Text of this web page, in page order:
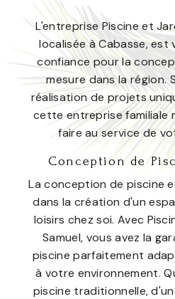
L'entreprise Piscine et
localisée à Cabasse,
confiance pour la
mesure dans la région.
réalisation de projets
cette entreprise familiale
faire au service de
Conception de
La conception de piscine
dans la création d'un
loisirs chez soi. Avec
Samuel, vous avez la
piscine parfaitement
à votre environnement.
piscine traditionnelle,